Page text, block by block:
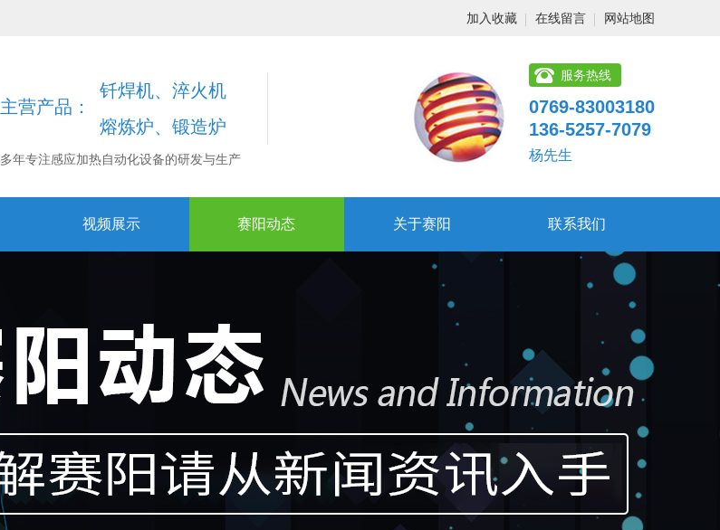
加入收藏 在线留言 网站地图
主营产品：
钎焊机、淬火机
熔炼炉、锻造炉
多年专注感应加热自动化设备的研发与生产
服务热线
0769-83003180
136-5257-7079
杨先生
视频展示 赛阳动态 关于赛阳 联系我们